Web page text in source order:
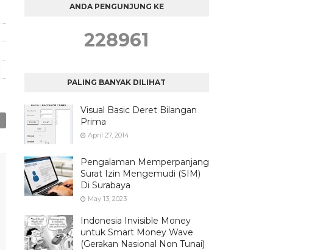
ANDA PENGUNJUNG KE
228961
PALING BANYAK DILIHAT
Visual Basic Deret Bilangan
Prima
April 27, 2014
Pengalaman Memperpanjang
Surat Izin Mengemudi (SIM)
Di Surabaya
May 13, 2023
Indonesia Invisible Money
untuk Smart Money Wave
(Gerakan Nasional Non Tunai)